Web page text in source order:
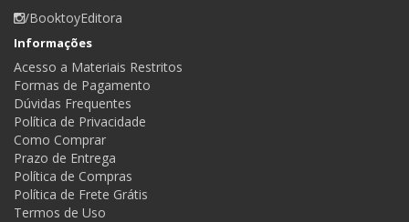
/BooktoyEditora
Informações
Acesso a Materiais Restritos
Formas de Pagamento
Dúvidas Frequentes
Política de Privacidade
Como Comprar
Prazo de Entrega
Política de Compras
Política de Frete Grátis
Termos de Uso